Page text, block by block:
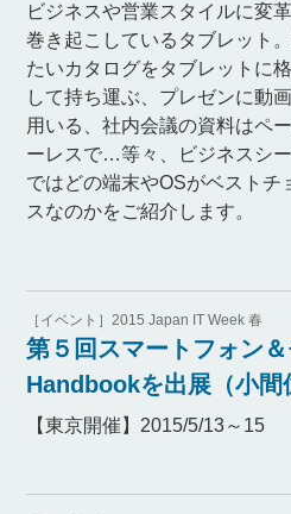
ビジネスや営業スタイルに変
巻き起こしているタブレット
たいカタログをタブレットに
して持ち運ぶ、プレゼンに動
用いる、社内会議の資料はペ
ーレスで…等々、ビジネスシ
ではどの端末やOSがベストチ
スなのかをご紹介します。
［イベント］2015 Japan IT Week 春
第５回スマートフォン
Handbookを出展（小間
【東京開催】2015/5/13～15